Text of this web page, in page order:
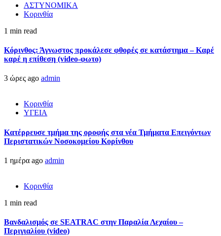
ΑΣΤΥΝΟΜΙΚΑ
Κορινθία
1 min read
Κόρινθος: Άγνωστος προκάλεσε φθορές σε κατάστημα – Καρέ
καρέ η επίθεση (video-φωτο)
3 ώρες ago admin
Κορινθία
ΥΓΕΙΑ
Kατέρρευσε τμήμα της οροφής στα νέα Τμήματα Επειγόντων
Περιστατικών Νοσοκομείου Κορίνθου
1 ημέρα ago admin
Κορινθία
1 min read
Βανδαλισμός σε SEATRAC στην Παραλία Λεχαίου –
Περιγιαλίου (video)